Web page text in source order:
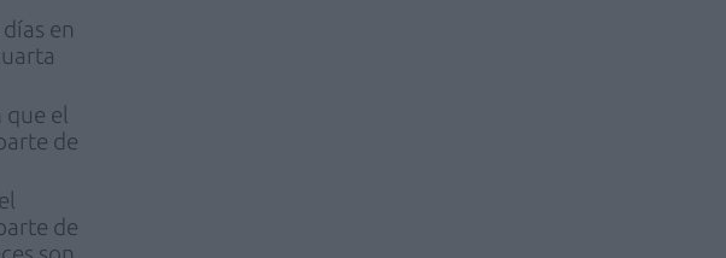
en
el
de
de